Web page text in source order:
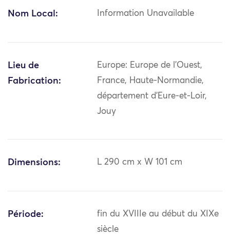
Nom Local: Information Unavailable
Lieu de
Fabrication:
Europe: Europe de l'Ouest,
France, Haute-Normandie,
département d'Eure-et-Loir,
Jouy
Dimensions: L 290 cm x W 101 cm
Période:
fin du XVIIIe au début du XIXe
siècle